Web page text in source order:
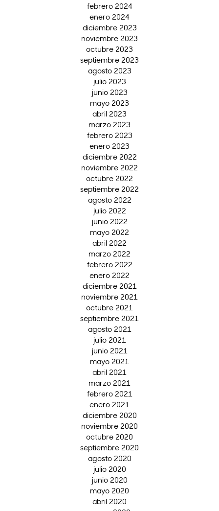
febrero 2024
enero 2024
diciembre 2023
noviembre 2023
octubre 2023
septiembre 2023
agosto 2023
julio 2023
junio 2023
mayo 2023
abril 2023
marzo 2023
febrero 2023
enero 2023
diciembre 2022
noviembre 2022
octubre 2022
septiembre 2022
agosto 2022
julio 2022
junio 2022
mayo 2022
abril 2022
marzo 2022
febrero 2022
enero 2022
diciembre 2021
noviembre 2021
octubre 2021
septiembre 2021
agosto 2021
julio 2021
junio 2021
mayo 2021
abril 2021
marzo 2021
febrero 2021
enero 2021
diciembre 2020
noviembre 2020
octubre 2020
septiembre 2020
agosto 2020
julio 2020
junio 2020
mayo 2020
abril 2020